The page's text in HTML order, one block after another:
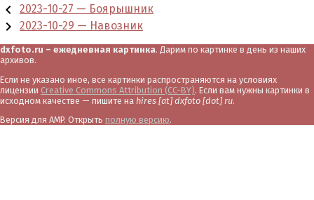
chevron_left 2023-10-27 — Боярышник
chevron_right 2023-10-29 — Навозник
dxfoto.ru – ежедневная картинка. Дарим по картинке в день из наших
архивов.
Если не указано иное, все картинки распространяются на условиях
лицензии Creative Commons Attribution (CC-BY). Если вам нужны картинки в
исходном качестве — пишите на hires [at] dxfoto [dot] ru.
Версия для AMP. Открыть полную версию.